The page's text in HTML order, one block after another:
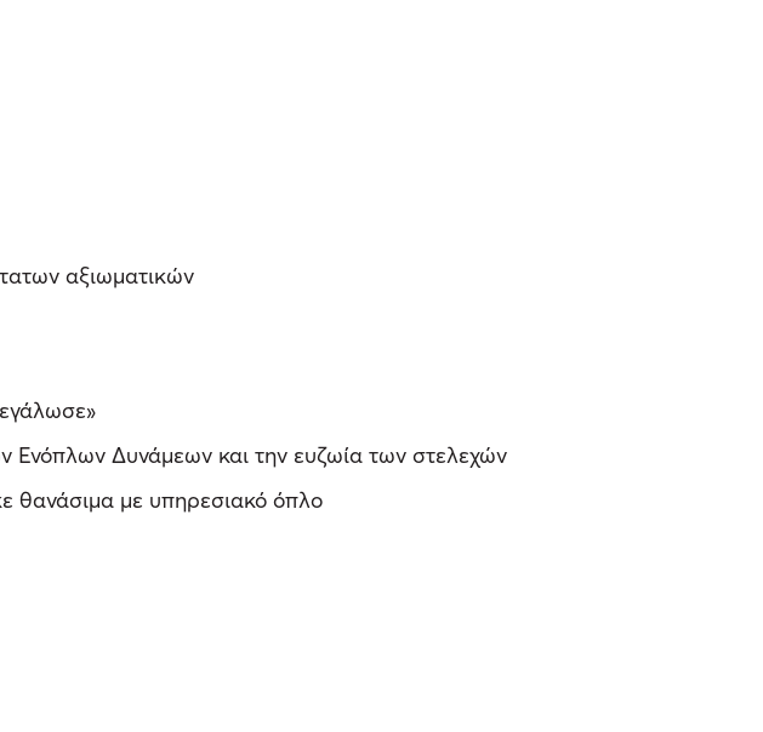
αξιωματικών
Ενόπλων Δυνάμεων και την ευζωία των στελεχών
θανάσιμα με υπηρεσιακό όπλο